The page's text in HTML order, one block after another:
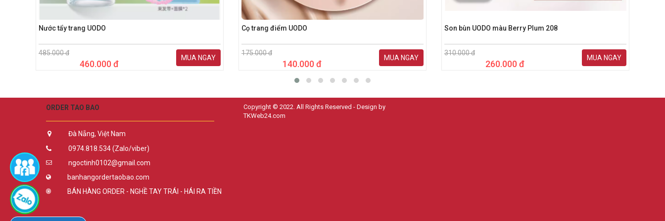
Nước tẩy trang UODO
485.000 đ
460.000 đ
MUA NGAY
Cọ trang điểm UODO
175.000 đ
140.000 đ
MUA NGAY
Son bùn UODO màu Berry Plum 208
310.000 đ
260.000 đ
MUA NGAY
ORDER TAO BAO
Đà Nẵng, Việt Nam
0974.818.534 (Zalo/viber)
ngoctinh0102@gmail.com
banhangordertaobao.com
BÁN HÀNG ORDER - NGHỀ TAY TRÁI - HÁI RA TIỀN
Copyright © 2022. All Rights Reserved - Design by
TKWeb24.com